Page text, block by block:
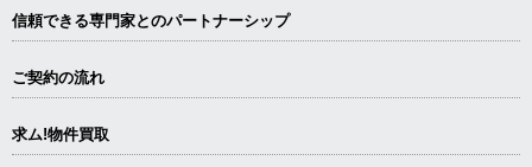
信頼できる専⾨家とのパートナーシップ
ご契約の流れ
求ム!物件買取